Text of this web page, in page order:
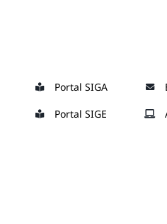
Portal SIGA
Portal SIGE